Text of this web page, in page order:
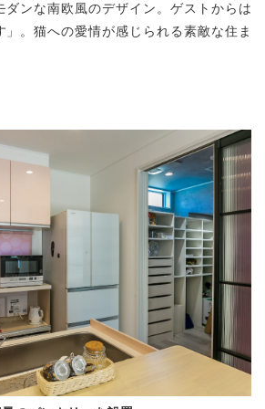
ダンな南欧風のデザイン。ゲストからは
」。猫への愛情が感じられる素敵な住ま